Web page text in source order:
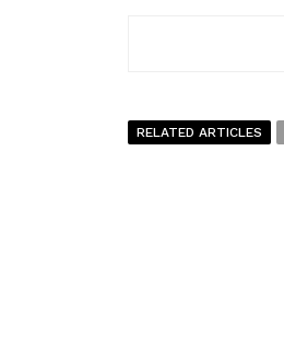
RELATED ARTICLES